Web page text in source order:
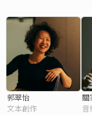
郭翠怡
文本創作
關
音